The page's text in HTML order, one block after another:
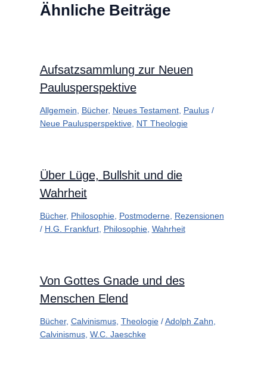
Ähnliche Beiträge
Aufsatzsammlung zur Neuen
Paulusperspektive
Allgemein Bücher, Neues Testament, Paulus/
Neue Paulusperspektive, NT Theologie
Über Lüge, Bullshit und die
Wahrheit
Bücher, Philosophie, Postmoderne, Rezensionen
/ H.G. Frankfurt, Philosophie, Wahrheit
Von Gottes Gnade und des
Menschen Elend
Bücher, Calvinismus, Theologie/Adolph Zahn
Calvinismus, W.C. Jaeschke